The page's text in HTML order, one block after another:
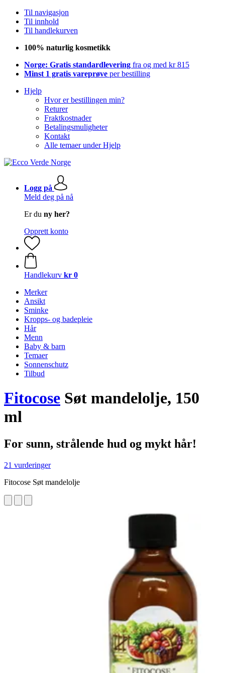
Til navigasjon
Til innhold
Til handlekurven
100% naturlig kosmetikk
Norge: Gratis standardlevering fra og med kr 815
Minst 1 gratis vareprøve per bestilling
Hjelp
Hvor er bestillingen min?
Returer
Fraktkostnader
Betalingsmuligheter
Kontakt
Alle temaer under Hjelp
Logg på
Meld deg på nå
Er du ny her?
Opprett konto
Handlekurv kr 0
Merker
Ansikt
Sminke
Kropps- og badepleie
Hår
Menn
Baby & barn
Temaer
Sonnenschutz
Tilbud
Fitocose Søt mandelolje, 150
ml
For sunn, strålende hud og mykt hår!
21 vurderinger
Fitocose Søt mandelolje